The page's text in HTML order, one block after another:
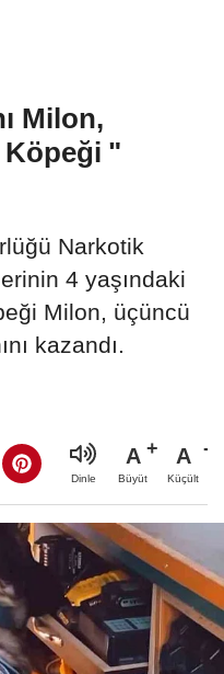
Milon,
Köpeği "
Narkotik
4 yaşındaki
Milon, üçüncü
kazandı.
Dinle
A
Büyüt
A
Küçült